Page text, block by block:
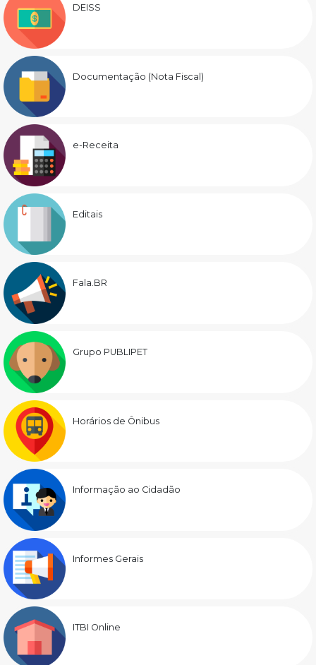
DEISS
Documentação (Nota Fiscal)
e-Receita
Editais
Fala.BR
Grupo PUBLIPET
Horários de Ônibus
Informação ao Cidadão
Informes Gerais
ITBI Online